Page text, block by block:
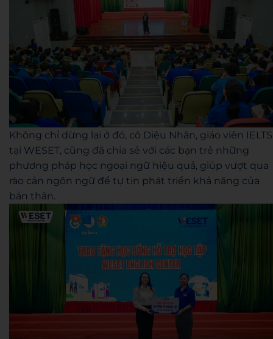
Không chỉ dừng lại ở đó, cô Diệu Nhân, giáo viên IELTS
tại WESET, cũng đã chia sẻ với các bạn trẻ những
phương pháp học ngoại ngữ hiệu quả, giúp vượt qua
rào cản ngôn ngữ để tự tin phát triển khả năng của
bản thân.